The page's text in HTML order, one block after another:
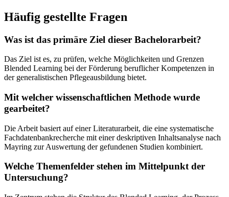
Häufig gestellte Fragen
Was ist das primäre Ziel dieser Bachelorarbeit?
Das Ziel ist es, zu prüfen, welche Möglichkeiten und Grenzen
Blended Learning bei der Förderung beruflicher Kompetenzen in
der generalistischen Pflegeausbildung bietet.
Mit welcher wissenschaftlichen Methode wurde
gearbeitet?
Die Arbeit basiert auf einer Literaturarbeit, die eine systematische
Fachdatenbankrecherche mit einer deskriptiven Inhaltsanalyse nach
Mayring zur Auswertung der gefundenen Studien kombiniert.
Welche Themenfelder stehen im Mittelpunkt der
Untersuchung?